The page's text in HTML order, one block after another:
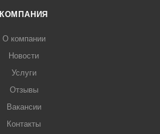
КОМПАНИЯ
О компании
Новости
Услуги
Отзывы
Вакансии
Контакты